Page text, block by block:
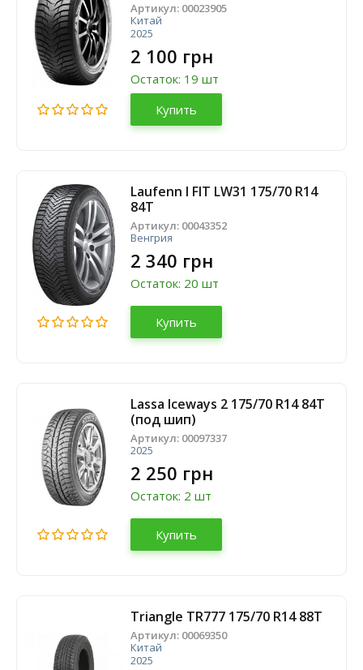
Артикул: 00023905
Китай
2025
2 100 грн
Остаток: 19 шт
Купить
Laufenn I FIT LW31 175/70 R14
84T
Артикул: 00043352
Венгрия
2 340 грн
Остаток: 20 шт
Купить
Lassa Iceways 2 175/70 R14 84T
(под шип)
Артикул: 00097337
2025
2 250 грн
Остаток: 2 шт
Купить
Triangle TR777 175/70 R14 88T
Артикул: 00069350
Китай
2025